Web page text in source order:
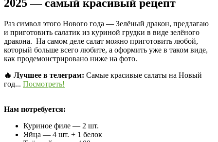
2025 — самый красивый рецепт
Раз символ этого Нового года — Зелёный дракон, предлагаю
и приготовить салатик из куриной грудки в виде зелёного
дракона. На самом деле салат можно приготовить любой,
который больше всего любите, а оформить уже в таком виде,
как продемонстрировано ниже на фото.
🔥 Лучшее в телеграм: Самые красивые салаты на Новый
год... Посмотреть!
Нам потребуется:
Куриное филе — 2 шт.
Яйца — 4 шт. + 1 белок